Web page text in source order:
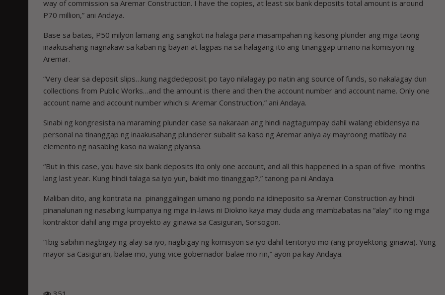
way of commission sa Aremar Construction. I have the copies, at least six bank deposits total amount is around
P70 million,” ani Andaya.
Base sa batas, P50 milyon lamang ang sangkot na halaga para masampahan ng kasong plunder ang mga taong
inaakusahang nagnakaw sa kaban ng bayan at lagpas na sa halagang ito ang tinanggap umano na komisyon ng
Aremar.
“Very clear sa deposit slips…kung nagdedeposit po tayo nilalagay po natin ang source of funds, so nakalagay dun
collections from Public Works…and the amount is there and then the account number and account name. Only one
account name and account number which si Aremar Construction,” ani Andaya.
Sinabi ng kongresista na maraming plunder case sa nakaraan ang hindi nagtagumpay dahil walang ebidensya na
personal na tinanggap ng inaakusahang plunderer subalit sa kaso ng Aremar aniya ay mayroong matibay na
elemento ng nasabing kaso na walang piyansa.
“But in this case, you have six bank deposits ito only one account, and all this happened in a span of five months
lang last year. Kung hindi talaga sa iyo yun, bakit mo tinanggap?,” tanong pa ni Andaya.
Maliban dito, ang kontrata na pinanggalingan umano ng pondo na idineposito sa Aremar Construction ay hindi
pinanalunan ng nasabing kumpanya ng mga in-laws ni Diokno kaya may duda ang mambabatas na “alay” ito ng mga
kontraktor dahil ang mga proyekto ay ginawa sa Casiguran, Sorsogon.
“Ibig sabihin nagbigay ng alay sa iyo, nagbigay ng komisyon sa iyo dahil teritoryo mo (ang proyektong ginawa). Yung
mayor sa Casiguran, balae mo, yung vice gobernador balae mo rin,” ayon pa kay Andaya.